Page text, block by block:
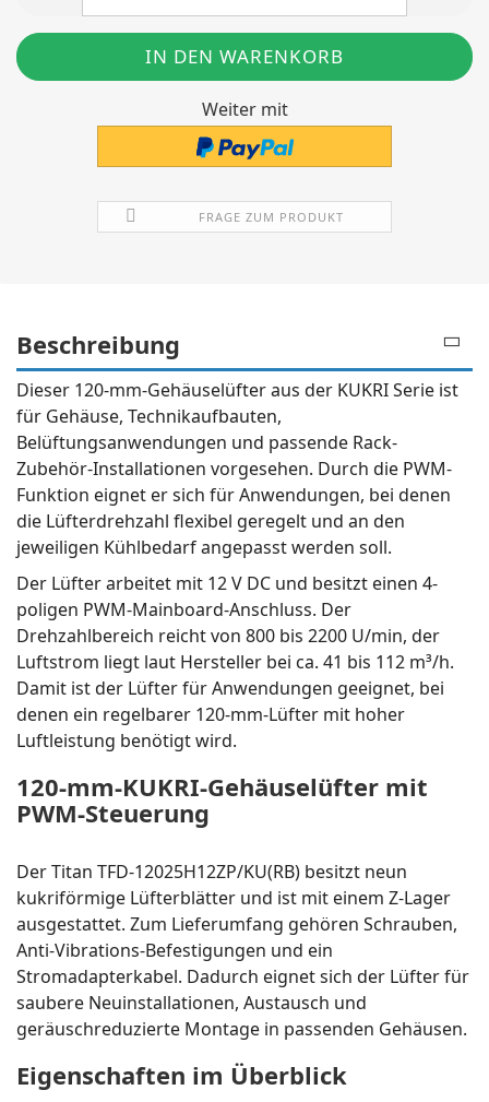
Weiter mit
FRAGE ZUM PRODUKT
Beschreibung
Dieser 120-mm-Gehäuselüfter aus der KUKRI Serie ist
für Gehäuse, Technikaufbauten,
Belüftungsanwendungen und passende Rack-
Zubehör-Installationen vorgesehen. Durch die PWM-
Funktion eignet er sich für Anwendungen, bei denen
die Lüfterdrehzahl flexibel geregelt und an den
jeweiligen Kühlbedarf angepasst werden soll.
Der Lüfter arbeitet mit 12 V DC und besitzt einen 4-
poligen PWM-Mainboard-Anschluss. Der
Drehzahlbereich reicht von 800 bis 2200 U/min, der
Luftstrom liegt laut Hersteller bei ca. 41 bis 112 m³/h.
Damit ist der Lüfter für Anwendungen geeignet, bei
denen ein regelbarer 120-mm-Lüfter mit hoher
Luftleistung benötigt wird.
120-mm-KUKRI-Gehäuselüfter mit
PWM-Steuerung
Der Titan TFD-12025H12ZP/KU(RB) besitzt neun
kukriförmige Lüfterblätter und ist mit einem Z-Lager
ausgestattet. Zum Lieferumfang gehören Schrauben,
Anti-Vibrations-Befestigungen und ein
Stromadapterkabel. Dadurch eignet sich der Lüfter für
saubere Neuinstallationen, Austausch und
geräuschreduzierte Montage in passenden Gehäusen.
Eigenschaften im Überblick